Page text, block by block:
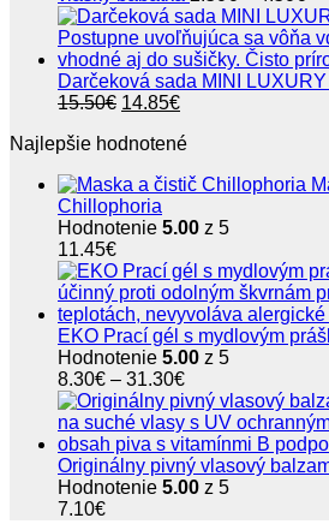
12.20€.9.90€.
Darčeková sada MINI
15.50€ Pôvodná
bola:
14.85€Aktuálna
je:
Najlepšie hodnotené
Chillophoria
Hodnotenie 5.00 z 5
11.45€
EKO Prací gél s mydlovým
Hodnotenie 5.00 z 5
8.30€ – 31.30€Price
range:
8.30€
through
31.30€
Originálny pivný vlasový
Hodnotenie 5.00 z 5
7.10€